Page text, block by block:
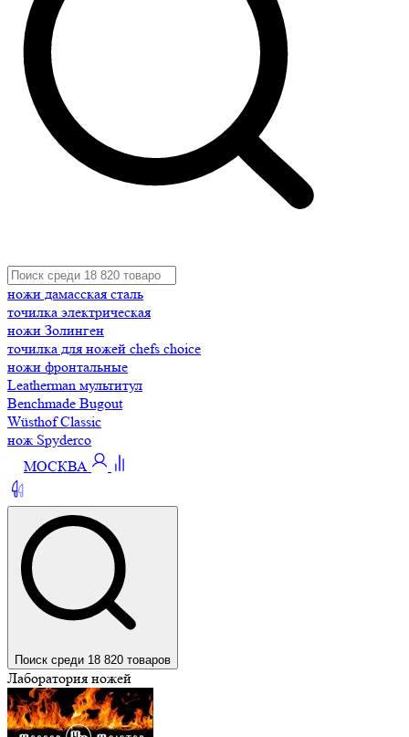
ножи дамасская сталь
точилка электрическая
ножи Золинген
точилка для ножей chefs choice
ножи фронтальные
Leatherman мультитул
Benchmade Bugout
Wüsthof Classic
нож Spyderco
МОСКВА
Поиск среди 18 820 товаров
Лаборатория ножей